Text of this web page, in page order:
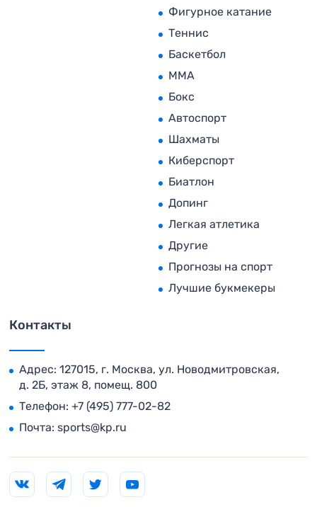
Фигурное катание
Теннис
Баскетбол
MMA
Бокс
Автоспорт
Шахматы
Киберспорт
Биатлон
Допинг
Легкая атлетика
Другие
Прогнозы на спорт
Лучшие букмекеры
Контакты
Адрес: 127015, г. Москва, ул. Новодмитровская,
д. 2Б, этаж 8, помещ. 800
Телефон: +7 (495) 777-02-82
Почта: sports@kp.ru